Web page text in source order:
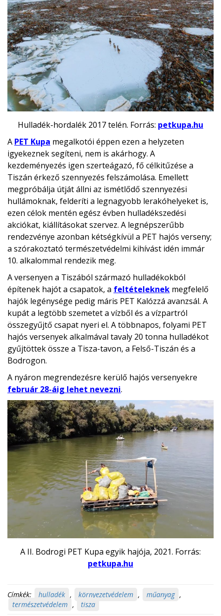
Hulladék-hordalék 2017 telén. Forrás: petkupa.hu
A PET Kupa megalkotói éppen ezen a helyzeten
igyekeznek segíteni, nem is akárhogy. A
kezdeményezés igen szerteágazó, fő célkitűzése a
Tiszán érkező szennyezés felszámolása. Emellett
megpróbálja útját állni az ismétlődő szennyezési
hullámoknak, felderíti a legnagyobb lerakóhelyeket is,
ezen célok mentén egész évben hulladékszedési
akciókat, kiállításokat szervez. A legnépszerűbb
rendezvénye azonban kétségkívül a PET hajós verseny;
a szórakoztató természetvédelmi kihívást idén immár
10. alkalommal rendezik meg.
A versenyen a Tiszából származó hulladékokból
építenek hajót a csapatok, a feltételeknek megfelelő
hajók legénysége pedig máris PET Kalózzá avanzsál. A
kupát a legtöbb szemetet a vízből és a vízpartról
összegyűjtő csapat nyeri el. A többnapos, folyami PET
hajós versenyek alkalmával tavaly 20 tonna hulladékot
gyűjtöttek össze a Tisza-tavon, a Felső-Tiszán és a
Bodrogon.
A nyáron megrendezésre kerülő hajós versenyekre
február 28-áig lehet nevezni.
A II. Bodrogi PET Kupa egyik hajója, 2021. Forrás:
petkupa.hu
Címkék: hulladék , környezetvédelem , műanyag ,
természetvédelem , tisza